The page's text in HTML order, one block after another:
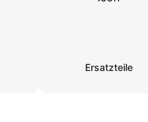
Ersatzteile